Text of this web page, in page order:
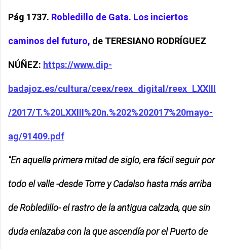
Pág 1737. Robledillo de Gata. Los inciertos
caminos del futuro, de TERESIANO RODRÍGUEZ
NÚÑEZ: https://www.dip-
badajoz.es/cultura/ceex/reex_digital/reex_LXXIII
/2017/T.%20LXXIII%20n.%202%202017%20mayo-
ag/91409.pdf
"En aquella primera mitad de siglo, era fácil seguir por
todo el valle -desde Torre y Cadalso hasta más arriba
de Robledillo- el rastro de la antigua calzada, que sin
duda enlazaba con la que ascendía por el Puerto de